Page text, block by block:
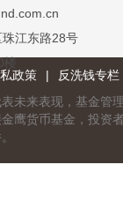
珠江东路28号
政策 |
反洗钱专栏
未来表现，基金管
鹰货币基金，投资